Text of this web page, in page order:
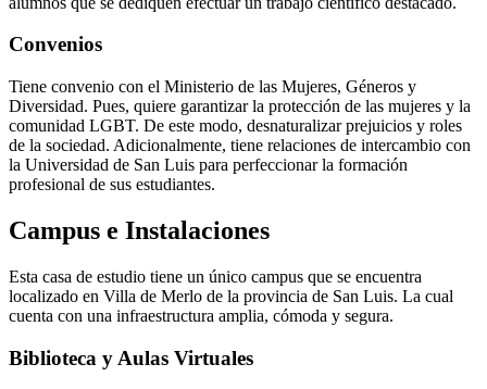
Convenios
Tiene convenio con el Ministerio de las Mujeres, Géneros y
Diversidad. Pues, quiere garantizar la protección de las mujeres y la
comunidad LGBT. De este modo, desnaturalizar prejuicios y roles
de la sociedad. Adicionalmente, tiene relaciones de intercambio con
la Universidad de San Luis para perfeccionar la formación
profesional de sus estudiantes.
Campus e Instalaciones
Esta casa de estudio tiene un único campus que se encuentra
localizado en Villa de Merlo de la provincia de San Luis. La cual
cuenta con una infraestructura amplia, cómoda y segura.
Biblioteca y Aulas Virtuales